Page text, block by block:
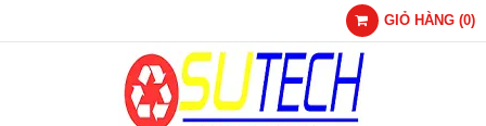
GIỎ HÀNG (0)